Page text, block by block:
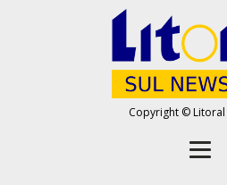
Copyright © Litoral